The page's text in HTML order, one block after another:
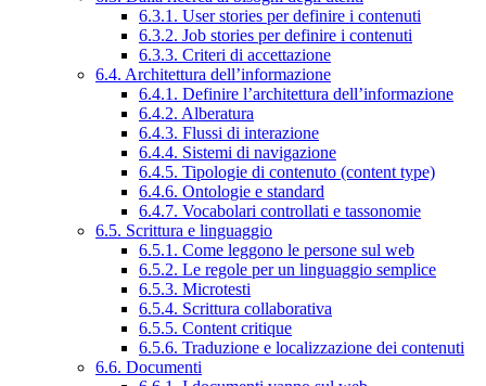
6.3.1. User stories per definire i contenuti
6.3.2. Job stories per definire i contenuti
6.3.3. Criteri di accettazione
6.4. Architettura dell’informazione
6.4.1. Definire l’architettura dell’informazione
6.4.2. Alberatura
6.4.3. Flussi di interazione
6.4.4. Sistemi di navigazione
6.4.5. Tipologie di contenuto (content type)
6.4.6. Ontologie e standard
6.4.7. Vocabolari controllati e tassonomie
6.5. Scrittura e linguaggio
6.5.1. Come leggono le persone sul web
6.5.2. Le regole per un linguaggio semplice
6.5.3. Microtesti
6.5.4. Scrittura collaborativa
6.5.5. Content critique
6.5.6. Traduzione e localizzazione dei contenuti
6.6. Documenti